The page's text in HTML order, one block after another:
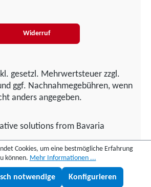
Widerruf
gesetzl. Mehrwertsteuer zzgl.
ggf. Nachnahmegebühren, wenn
anders angegeben.
solutions from Bavaria
Cookies, um eine bestmögliche Erfahrung
können. Mehr Informationen ...
notwendige Konfigurieren